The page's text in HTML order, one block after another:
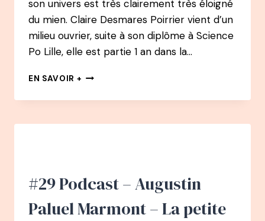
son univers est très clairement très éloigné
du mien. Claire Desmares Poirrier vient d’un
milieu ouvrier, suite à son diplôme à Science
Po Lille, elle est partie 1 an dans la…
EN SAVOIR + #36
–
DESMARES-
VOIX
L’ENGAGEMENT
#29 Podcast – Augustin
Paluel Marmont – La petite